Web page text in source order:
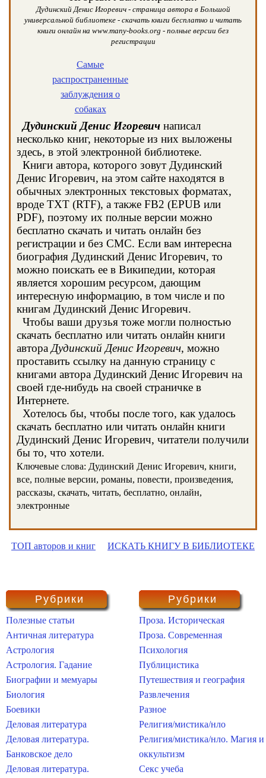
Дудинский Денис Игоревич - страница автора в Большой
универсальной библиотеке - скачать книги бесплатно и читать
книги онлайн на www.many-books.org - полные версии без
регистрации
Самые
распространенные
заблуждения о
собаках
Дудинский Денис Игоревич написал
несколько книг, некоторые из них выложены
здесь, в этой электронной библиотеке.
Книги автора, которого зовут Дудинский
Денис Игоревич, на этом сайте находятся в
обычных электронных текстовых форматах,
вроде TXT (RTF), а также FB2 (EPUB или
PDF), поэтому их полные версии можно
бесплатно скачать и читать онлайн без
регистрации и без СМС. Если вам интересна
биография Дудинский Денис Игоревич, то
можно поискать ее в Википедии, которая
является хорошим ресурсом, дающим
интересную информацию, в том числе и по
книгам Дудинский Денис Игоревич.
Чтобы ваши друзья тоже могли полностью
скачать бесплатно или читать онлайн книги
автора Дудинский Денис Игоревич, можно
проставить ссылку на данную страницу с
книгами автора Дудинский Денис Игоревич на
своей где-нибудь на своей страничке в
Интернете.
Хотелось бы, чтобы после того, как удалось
скачать бесплатно или читать онлайн книги
Дудинский Денис Игоревич, читатели получили
бы то, что хотели.
Ключевые слова: Дудинский Денис Игоревич, книги,
все, полные версии, романы, повести, произведения,
рассказы, скачать, читать, бесплатно, онлайн,
электронные
ТОП авторов и книг ИСКАТЬ КНИГУ В БИБЛИОТЕКЕ
Рубрики
Полезные статьи
Античная литература
Астрология
Астрология. Гадание
Биографии и мемуары
Биология
Боевики
Деловая литература
Деловая литература.
Банковское дело
Деловая литература.
Рубрики
Проза. Историческая
Проза. Современная
Психология
Публицистика
Путешествия и география
Развлечения
Разное
Религия/мистика/нло
Религия/мистика/нло. Магия и
оккультизм
Секс учеба